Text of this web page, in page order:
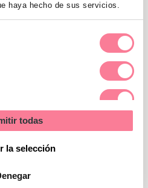
haya hecho de sus servicios.
todas
la selección
con productos
para tu bebé